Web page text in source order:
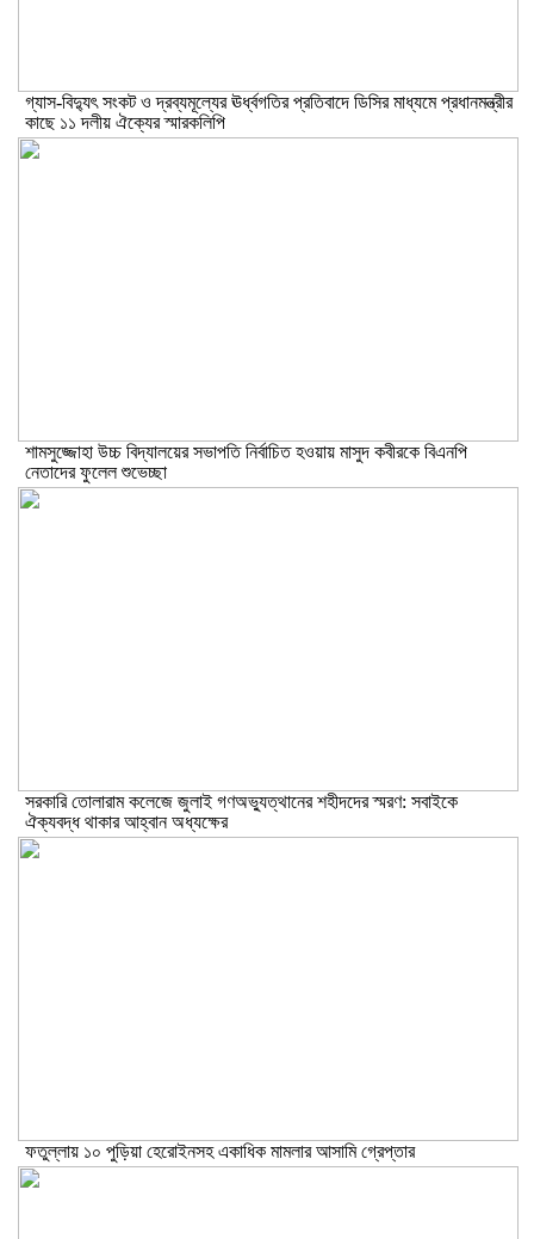
গ্যাস-বিদ্যুৎ সংকট ও দ্রব্যমূল্যের ঊর্ধ্বগতির প্রতিবাদে ডিসির মাধ্যমে প্রধানমন্ত্রীর
কাছে ১১ দলীয় ঐক্যের স্মারকলিপি
শামসুজ্জোহা উচ্চ বিদ্যালয়ের সভাপতি নির্বাচিত হওয়ায় মাসুদ কবীরকে বিএনপি
নেতাদের ফুলেল শুভেচ্ছা
সরকারি তোলারাম কলেজে জুলাই গণঅভ্যুত্থানের শহীদদের স্মরণ: সবাইকে
ঐক্যবদ্ধ থাকার আহ্বান অধ্যক্ষের
ফতুল্লায় ১০ পুড়িয়া হেরোইনসহ একাধিক মামলার আসামি গ্রেপ্তার